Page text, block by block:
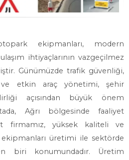
ekipmanları, modern
ihtiyaçlarının vazgeçilmez
Günümüzde trafik güvenliği,
ve etkin araç yönetimi, şehir
açısından büyük önem
Ağrı bölgesinde faaliyet
firmamız, yüksek kaliteli ve
ekipmanları üretimi ile sektörde
biri konumundadır. Üretim